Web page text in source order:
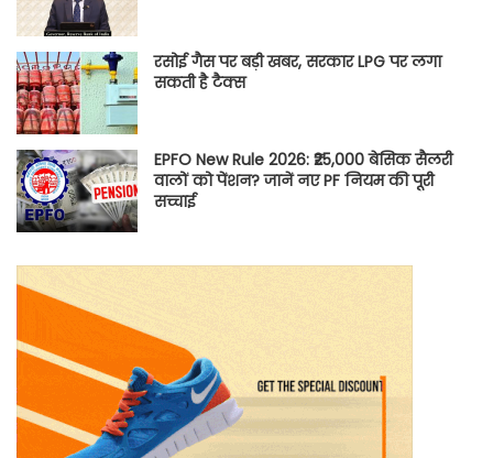
रसोई गैस पर बड़ी खबर, सरकार LPG पर लगा
सकती है टैक्स
EPFO New Rule 2026: ₹25,000 बेसिक सैलरी
वालों को पेंशन? जानें नए PF नियम की पूरी
सच्चाई